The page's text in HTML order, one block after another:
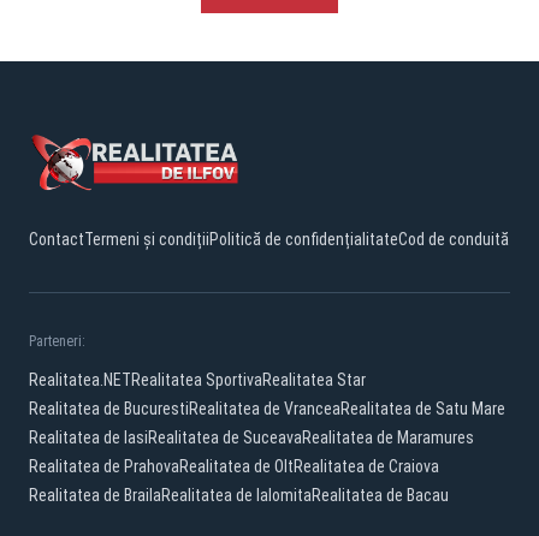
ContactTermeni și condițiiPolitică de confidențialitateCod de conduită
Parteneri:
Realitatea.NETRealitatea SportivaRealitatea Star
Realitatea de BucurestiRealitatea de VranceaRealitatea de Satu Mare
Realitatea de IasiRealitatea de SuceavaRealitatea de Maramures
Realitatea de PrahovaRealitatea de OltRealitatea de Craiova
Realitatea de BrailaRealitatea de IalomitaRealitatea de Bacau